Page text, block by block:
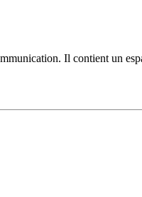
Il contient un